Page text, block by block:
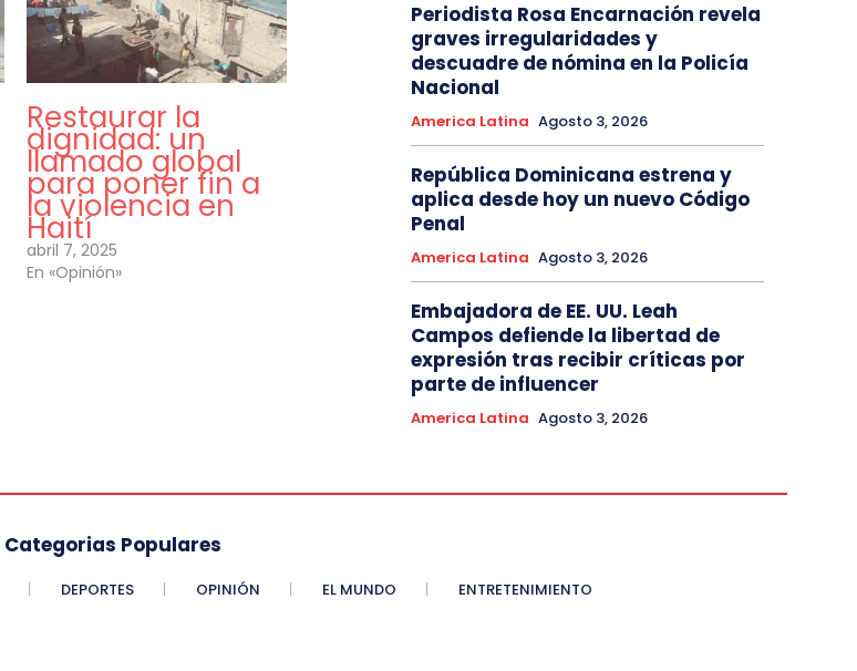
Restaurar la
dignidad: un
llamado global
para poner fin a
la violencia en
Haití
abril 7, 2025
En «Opinión»
Periodista Rosa Encarnación revela
graves irregularidades y
descuadre de nómina en la Policía
Nacional
America Latina Agosto 3, 2026
República Dominicana estrena y
aplica desde hoy un nuevo Código
Penal
America Latina Agosto 3, 2026
Embajadora de EE. UU. Leah
Campos defiende la libertad de
expresión tras recibir críticas por
parte de influencer
America Latina Agosto 3, 2026
Categorias Populares
DEPORTES OPINIÓN EL MUNDO ENTRETENIMIENTO